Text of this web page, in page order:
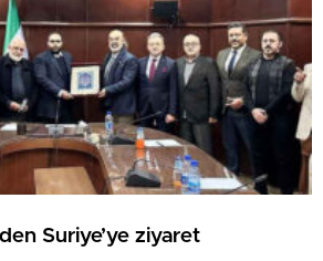
Suriye’ye ziyaret